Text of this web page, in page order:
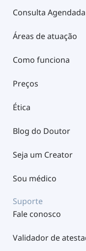
Consulta Agendada
Áreas de atuação
Como funciona
Preços
Ética
Blog do Doutor
Seja um Creator
Sou médico
Suporte
Fale conosco
Validador de